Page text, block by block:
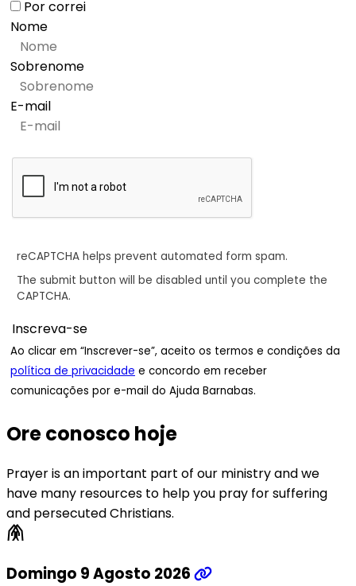
Por correi
Nome
Sobrenome
E-mail
reCAPTCHA helps prevent automated form spam.
The submit button will be disabled until you complete the
CAPTCHA.
Ao clicar em “Inscrever-se”, aceito os termos e condições da
política de privacidade e concordo em receber
comunicações por e-mail do Ajuda Barnabas.
Ore conosco hoje
Prayer is an important part of our ministry and we
have many resources to help you pray for suffering
and persecuted Christians.
folded_hands
Domingo 9 Agosto 2026